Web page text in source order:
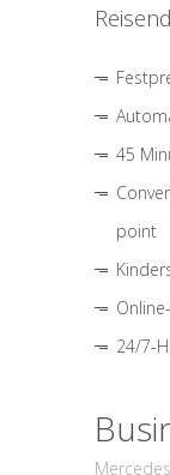
45
point
24/7-